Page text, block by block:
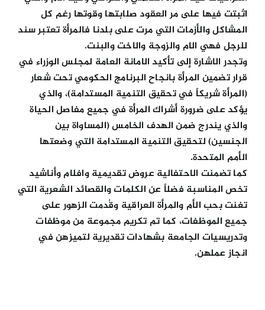
اثبتت فيها على مر العقود صلابتها وقوتها رغم كل
المشاكل والأزمات التي مرت على بلدنا فالمرأة تعتبر سند
للرجل فهي الام والزوجة والاخت والبنت.
وتجدر الاشارة إلى تأكيد الامانة العامة لمجلس الوزراء في
قرار تضمين المرأة بانجاح البرنامج الحكومي تحت شعار
(المرأة شريكاً في تحقيق التنمية المستدامة)، والذي
يؤكد على ضرورة أشراك المرأة في جميع مفاصل الحياة
والذي يندرج ضمن الهدف الخامس (المساواة بين
الجنسين) لتحقيق التنمية المستدامة التي وضعتها
الأمم المتحدة.
كما تضمنت الاحتفالية عروض تقديمية وافلام وأناشيد
تخص المناسبة فضلاً عن الكلمات والقصائد الشعرية التي
تغنت بحب الأم والمرأة العراقية وقُدمت الزهور على
جميع الموظفات، كما تم تكريم مجموعة من موظفات
وتدريسيات الجامعة بشهادات تقديرية لتميزهن في
انجاز عملهن.